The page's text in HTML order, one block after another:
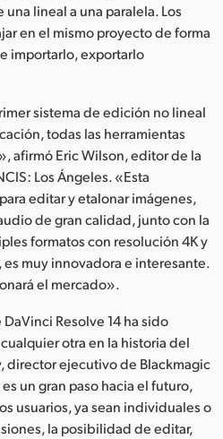
lineal a una paralela. Los
en el mismo proyecto de forma
importarlo, exportarlo
sistema de edición no lineal
todas las herramientas
afirmó Eric Wilson, editor de la
Los Ángeles. «Esta
editar y etalonar imágenes,
de gran calidad, junto con la
formatos con resolución 4K y
muy innovadora e interesante.
el mercado».
Resolve 14 ha sido
otra en la historia del
director ejecutivo de Blackmagic
un gran paso hacia el futuro,
usuarios, ya sean individuales o
la posibilidad de editar,